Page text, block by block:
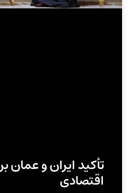
تأکید ایران و
اقتصادی